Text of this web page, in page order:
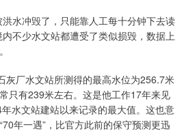
水冲毁了，只能靠人工每十分钟下去读
不少水文站都遭受了类似损毁，数据上
厂水文站所测得的最高水位为256.7米
只有239米左右。这是他工作17年来见
水文站建站以来记录的最大值。这也意
年一遇”，比官方此前的保守预测更迅